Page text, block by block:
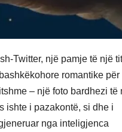
Twitter, një pamje të një
romantike për
– një foto bardhezi të
ishte i pazakontë, si dhe i
nga inteligjenca